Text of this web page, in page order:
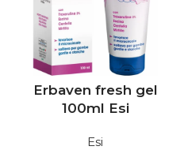
Erbaven fresh gel
100ml Esi
Esi